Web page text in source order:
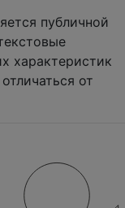
публичной
характеристик
от